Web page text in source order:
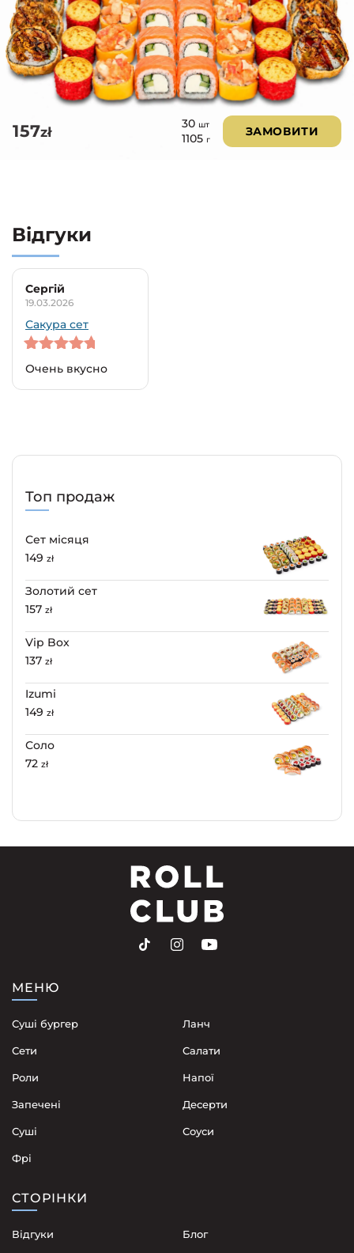
157zł
30 шт
1105 г
ЗАМОВИТИ
Відгуки
Сергій
19.03.2026
Сакура сет
5out of 5
Очень вкусно
Топ продаж
Сет місяця
149 zł
Золотий сет
157 zł
Vip Box
137 zł
Izumi
149 zł
Соло
72 zł
МЕНЮ
Суші бургер
Сети
Роли
Запечені
Суші
Фрі
Ланч
Cалати
Напої
Десерти
Соуси
СТОРІНКИ
Відгуки Блог